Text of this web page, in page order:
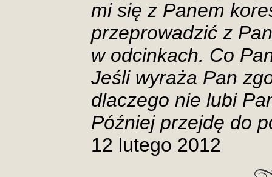
mi się z Panem
przeprowadzić z
w odcinkach. Co
Jeśli wyraża Pan
dlaczego nie lubi
Później przejdę do
12 lutego 2012